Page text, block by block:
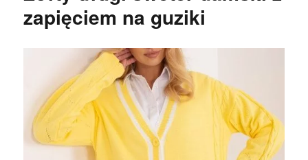
zapięciem na guziki